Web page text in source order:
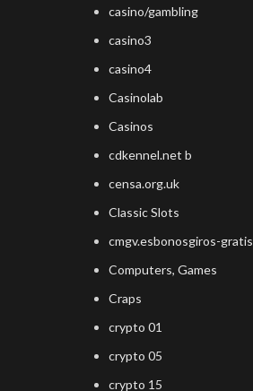
casino/gambling
casino3
casino4
Casinolab
Casinos
cdkennel.net b
censa.org.uk
Classic Slots
cmgv.esbonosgiros-gratis
Computers, Games
Craps
crypto 01
crypto 05
crypto 15